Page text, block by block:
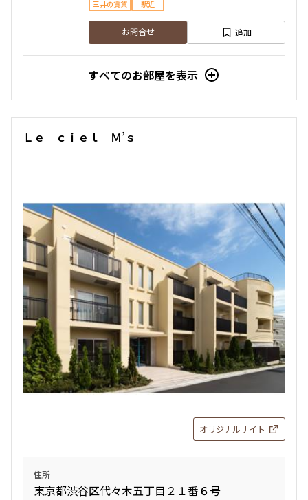
三井の賃貸 駅近
お問合せ 追加
すべてのお部屋を表示
Ｌｅ ｃｉｅｌ Ｍ’ｓ
オリジナルサイト
住所
東京都渋谷区代々木五丁目２１番６号